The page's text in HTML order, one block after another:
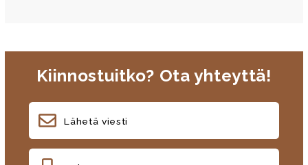
Kiinnostuitko? Ota yhteyttä!
Lähetä viesti